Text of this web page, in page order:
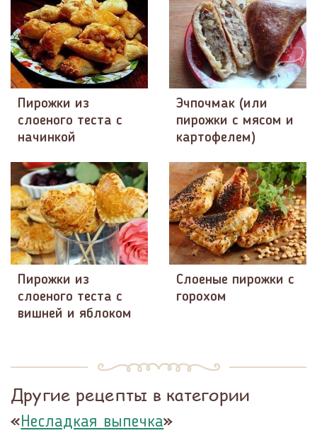
Пирожки из
слоеного теста с
начинкой
Эчпочмак (или
пирожки с мясом и
картофелем)
Пирожки из
слоеного теста с
вишней и яблоком
Слоеные пирожки с
горохом
Другие рецепты в категории
«Несладкая выпечка»